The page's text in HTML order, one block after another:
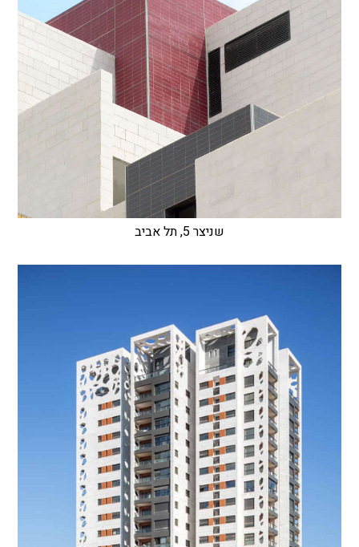
שניצר 5, תל אביב